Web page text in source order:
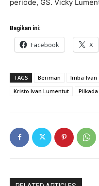
periode, GS. Vicky
Bagikan ini:
Facebook X
TAGS Beriman Imba-Ivan
Kristo Ivan Lumentut
Pilkada